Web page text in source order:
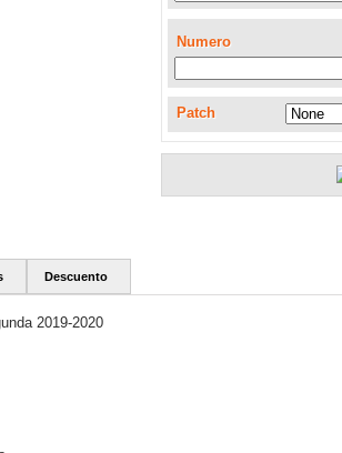
Numero
Patch
Descuento
2019-2020